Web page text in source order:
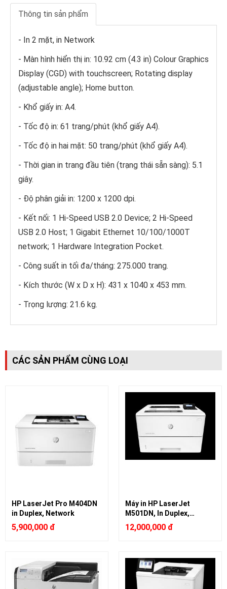
Thông tin sản phẩm
- In 2 mặt, in Network
- Màn hình hiển thị in: 10.92 cm (4.3 in) Colour Graphics
Display (CGD) with touchscreen; Rotating display
(adjustable angle); Home button.
- Khổ giấy in: A4.
- Tốc độ in: 61 trang/phút (khổ giấy A4).
- Tốc độ in hai mặt: 50 trang/phút (khổ giấy A4).
- Thời gian in trang đầu tiên (trạng thái sẵn sàng): 5.1
giây.
- Độ phân giải in: 1200 x 1200 dpi.
- Kết nối: 1 Hi-Speed USB 2.0 Device; 2 Hi-Speed
USB 2.0 Host; 1 Gigabit Ethernet 10/100/1000T
network; 1 Hardware Integration Pocket.
- Công suất in tối đa/tháng: 275.000 trang.
- Kích thước (W x D x H): 431 x 1040 x 453 mm.
- Trọng lượng: 21.6 kg.
CÁC SẢN PHẨM CÙNG LOẠI
HP LaserJet Pro M404DN
in Duplex, Network
5,900,000 đ
Máy in HP LaserJet
M501DN, In Duplex,
Network
12,000,000 đ